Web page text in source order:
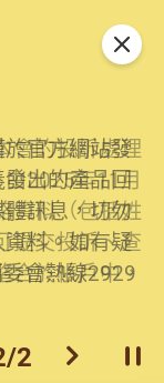
官方網站發
出的產品回
訊息，切勿
料。如有疑
會熱線2929
會的投訴處理
2025年11月
資料（包括姓
提交投訴、查
合於帳戶中，
個
/2 下一個開
關閉